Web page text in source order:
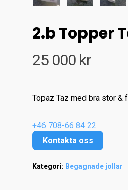
2.b Topper
25 000 kr
Topaz Taz med bra stor &
+46 708-66 84 22
Kontakta oss
Kategori: Begagnade jollar